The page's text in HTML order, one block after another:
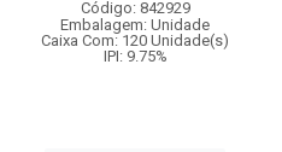
Código: 842929
Embalagem: Unidade
Caixa Com: 120 Unidade(s)
IPI: 9.75%